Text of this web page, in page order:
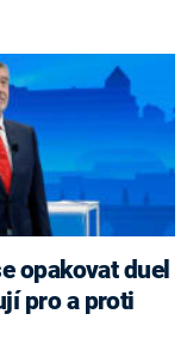
pro a proti